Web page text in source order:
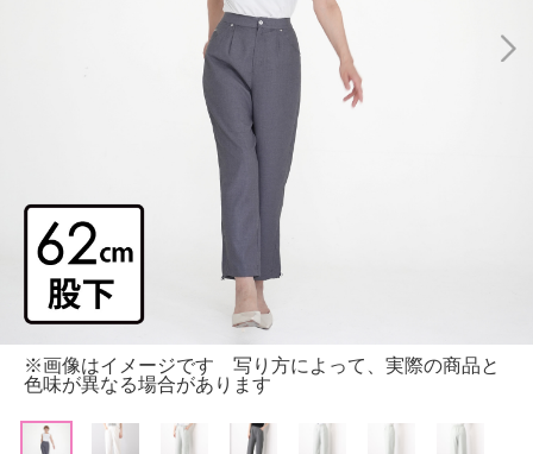
※画像はイメージです 写り方によって、実際の商品と
色味が異なる場合があります